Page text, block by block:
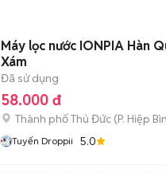
Máy lọc nước IONPIA Hàn
Xám
Đã sử dụng
58.000 đ
Thành phố Thủ Đức (P. Hiệp
Tuyến Droppii 5.0